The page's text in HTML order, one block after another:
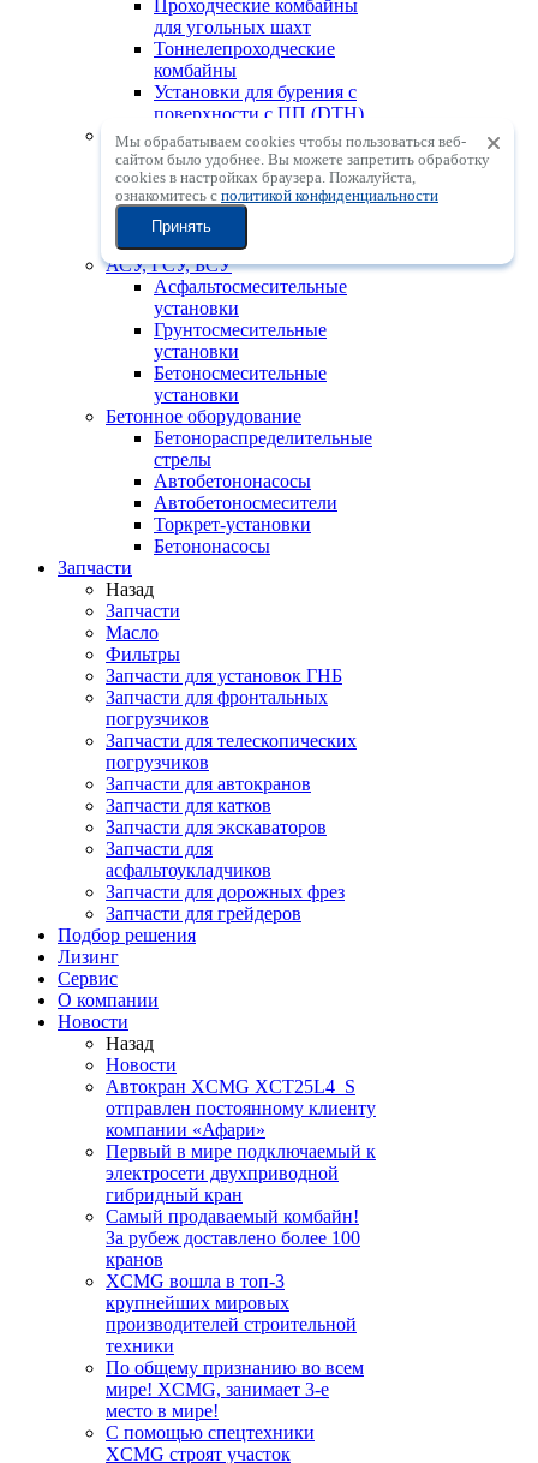
Проходческие комбайны
для угольных шахт
Тоннелепроходческие
комбайны
Установки для бурения с
поверхности с ПП (DTH)
Дорожно-строительная техника
Катки
Автогрейдеры
Асфальтоукладчики
Фрезы
Ресайклеры
АСУ, ГСУ, БСУ
Асфальтосмесительные
установки
Грунтосмесительные
установки
Бетоносмесительные
установки
Бетонное оборудование
Бетонораспределительные
стрелы
Автобетононасосы
Автобетоносмесители
Торкрет-установки
Бетононасосы
Запчасти
Назад
Запчасти
Масло
Фильтры
Запчасти для установок ГНБ
Запчасти для фронтальных
погрузчиков
Запчасти для телескопических
погрузчиков
Запчасти для автокранов
Запчасти для катков
Запчасти для экскаваторов
Запчасти для
асфальтоукладчиков
Запчасти для дорожных фрез
Запчасти для грейдеров
Подбор решения
Лизинг
Сервис
О компании
Новости
Назад
Новости
Автокран XCMG XCT25L4_S
отправлен постоянному клиенту
компании «Афари»
Первый в мире подключаемый к
электросети двухприводной
гибридный кран
Самый продаваемый комбайн!
За рубеж доставлено более 100
кранов
XCMG вошла в топ-3
крупнейших мировых
производителей строительной
техники
По общему признанию во всем
мире! XCMG, занимает 3-е
место в мире!
С помощью спецтехники
XCMG строят участок
Мы обрабатываем cookies чтобы пользоваться веб-
сайтом было удобнее. Вы можете запретить обработку
сookies в настройках браузера. Пожалуйста,
ознакомитесь с политикой конфиденциальности
Принять